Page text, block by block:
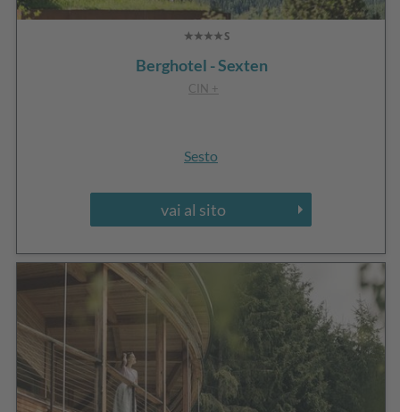
Berghotel - Sexten
CIN +
Sesto
vai al sito